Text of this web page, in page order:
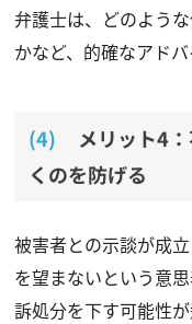
弁護士は、どのよう
かなど、的確なアド
メリット4
くのを防げる
被害者との示談が成
を望まないという意
訴処分を下す可能性が